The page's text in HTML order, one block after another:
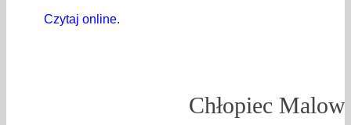
Czytaj online.
Chłopiec